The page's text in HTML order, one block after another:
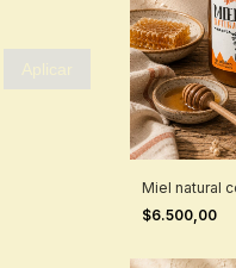
Miel natural
$6.500,00